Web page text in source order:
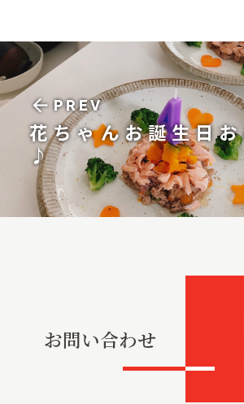
arrow_back PREV
花ちゃんお誕生日
♪
お問い合わせ